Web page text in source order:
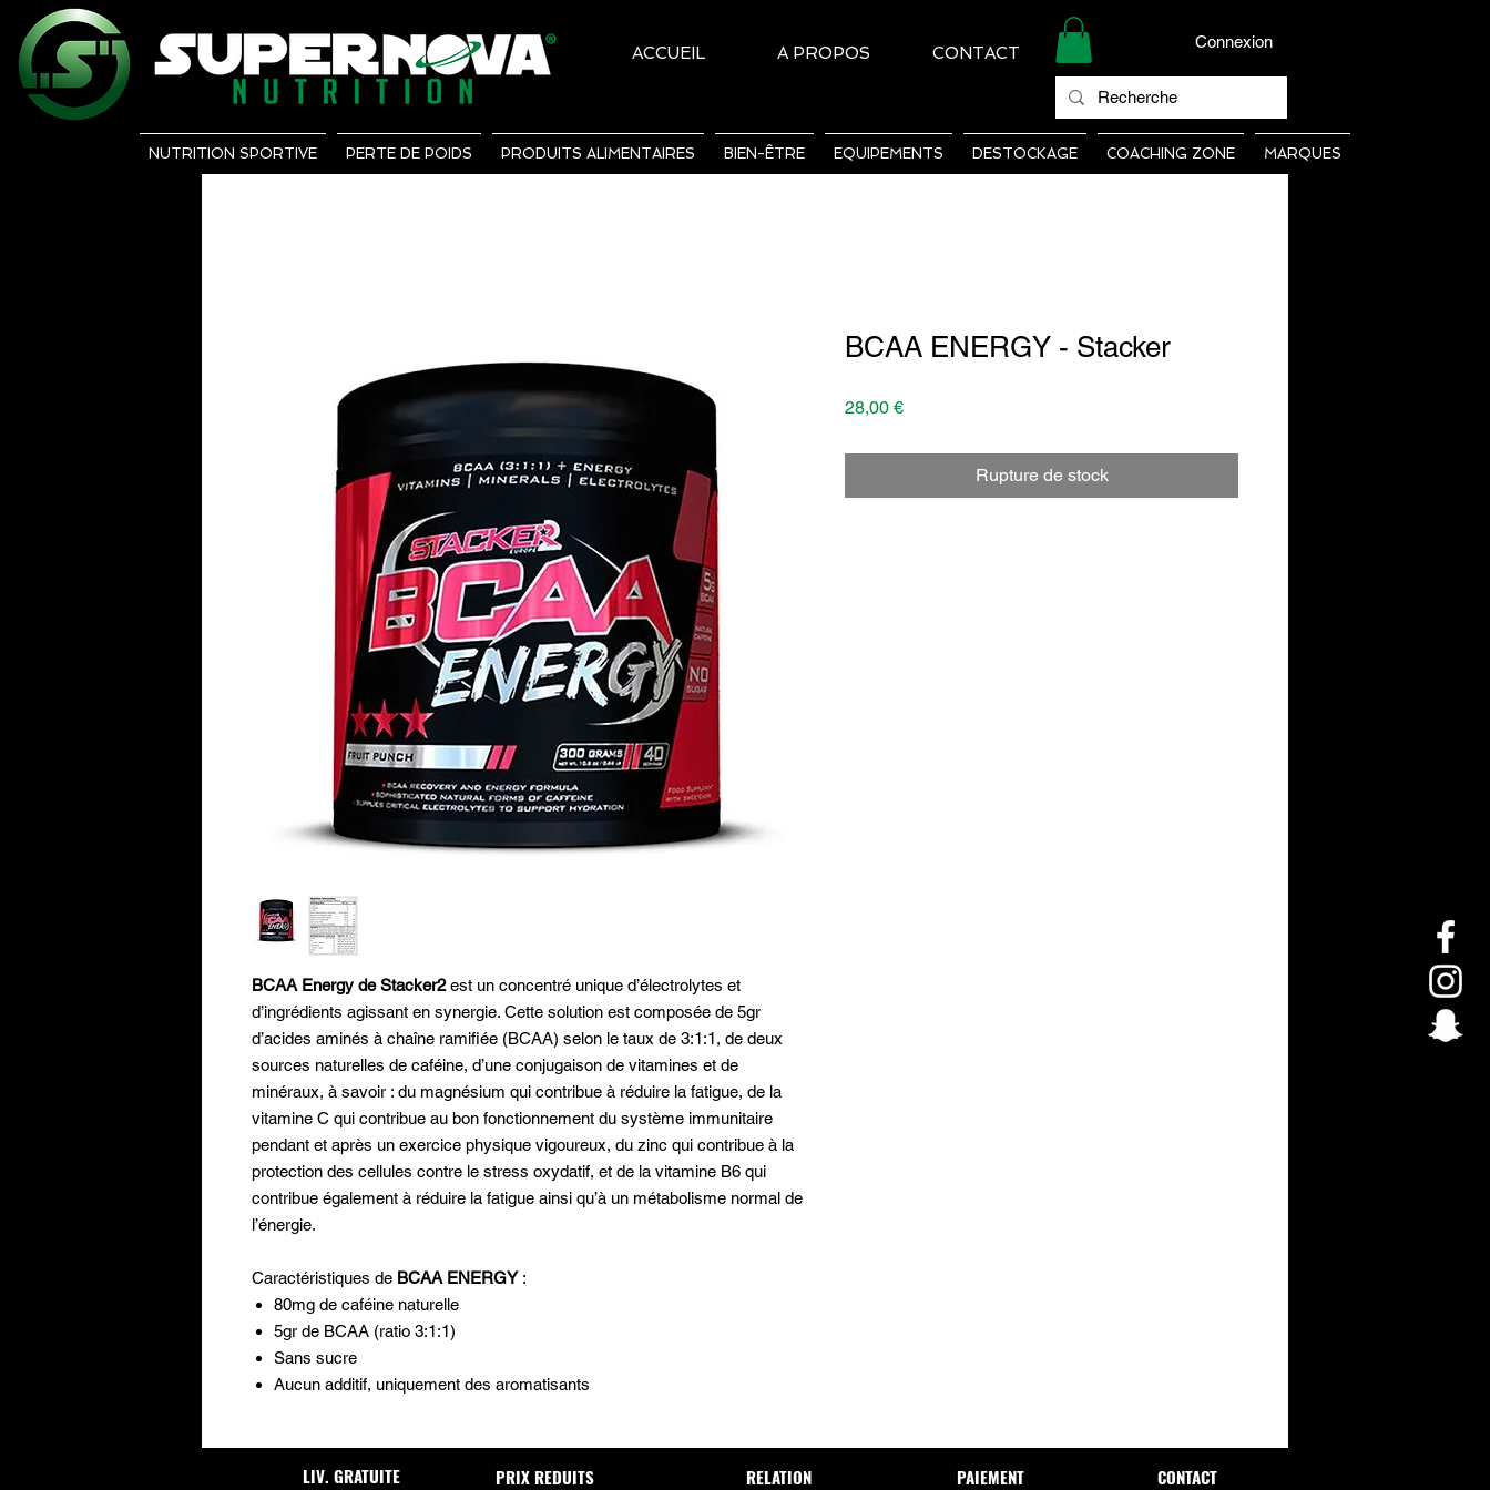
ACCUEIL A PROPOS CONTACT
Connexion
NUTRITION SPORTIVE PERTE DE POIDS PRODUITS ALIMENTAIRES BIEN-ÊTRE EQUIPEMENTS DESTOCKAGE COACHING ZONE MARQUES
BCAA Energy de Stacker2est un concentré unique d’électrolytes et
d’ingrédients agissant en synergie. Cette solution est composée de 5gr
d’acides aminés à chaîne ramifiée (BCAA) selon le taux de 3:1:1, de deux
sources naturelles de caféine, d’une conjugaison de vitamines et de
minéraux, à savoir : du magnésium qui contribue à réduire la fatigue, de la
vitamine C qui contribue au bon fonctionnement du système immunitaire
pendant et après un exercice physique vigoureux, du zinc qui contribue à la
protection des cellules contre le stress oxydatif, et de la vitamine B6 qui
contribue également à réduire la fatigue ainsi qu’à un métabolisme normal de
l’énergie.
Caractéristiques de BCAA ENERGY :
80mg de caféine naturelle
5gr de BCAA (ratio 3:1:1)
Sans sucre
Aucun additif, uniquement des aromatisants
BCAA ENERGY - Stacker
28,00 €Prix
Rupture de stock
LIV. GRATUITE PRIX REDUITS RELATION PAIEMENT CONTACT